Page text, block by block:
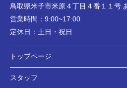
鳥取県米子市米原４丁目４番１１号
営業時間： 9:00~17:00
定休日： 土日・祝日
トップページ
スタッフ